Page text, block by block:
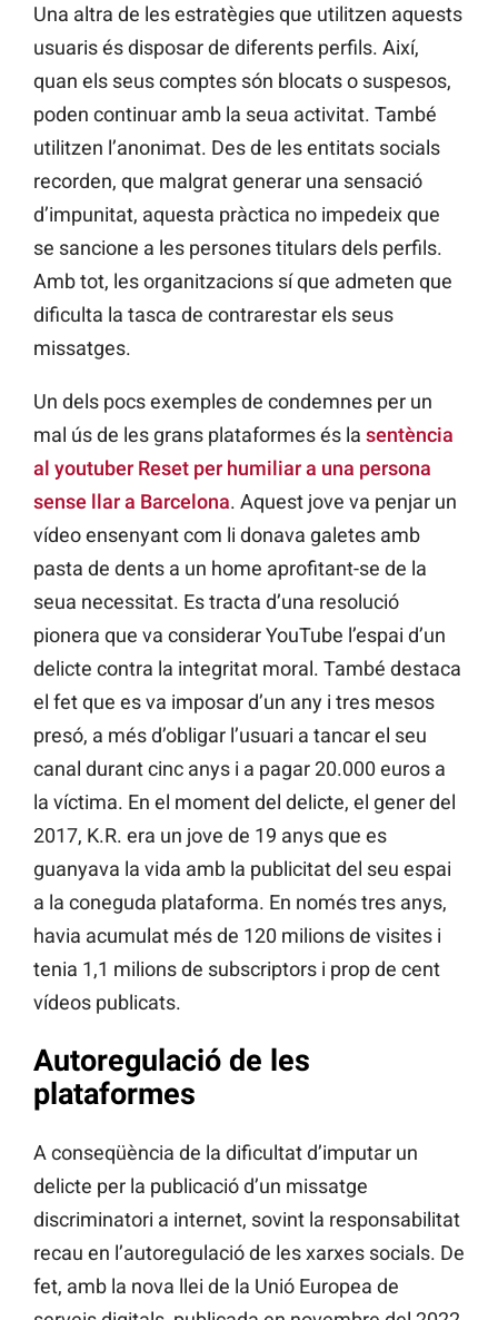
Una altra de les estratègies que utilitzen aquests
usuaris és disposar de diferents perfils. Així,
quan els seus comptes són blocats o suspesos,
poden continuar amb la seua activitat. També
utilitzen l’anonimat. Des de les entitats socials
recorden, que malgrat generar una sensació
d’impunitat, aquesta pràctica no impedeix que
se sancione a les persones titulars dels perfils.
Amb tot, les organitzacions sí que admeten que
dificulta la tasca de contrarestar els seus
missatges.
Un dels pocs exemples de condemnes per un
mal ús de les grans plataformes és la sentència
al youtuber Reset per humiliar a una persona
sense llar a Barcelona. Aquest jove va penjar un
vídeo ensenyant com li donava galetes amb
pasta de dents a un home aprofitant-se de la
seua necessitat. Es tracta d’una resolució
pionera que va considerar YouTube l’espai d’un
delicte contra la integritat moral. També destaca
el fet que es va imposar d’un any i tres mesos
presó, a més d’obligar l’usuari a tancar el seu
canal durant cinc anys i a pagar 20.000 euros a
la víctima. En el moment del delicte, el gener del
2017, K.R. era un jove de 19 anys que es
guanyava la vida amb la publicitat del seu espai
a la coneguda plataforma. En només tres anys,
havia acumulat més de 120 milions de visites i
tenia 1,1 milions de subscriptors i prop de cent
vídeos publicats.
Autoregulació de les
plataformes
A conseqüència de la dificultat d’imputar un
delicte per la publicació d’un missatge
discriminatori a internet, sovint la responsabilitat
recau en l’autoregulació de les xarxes socials. De
fet, amb la nova llei de la Unió Europea de